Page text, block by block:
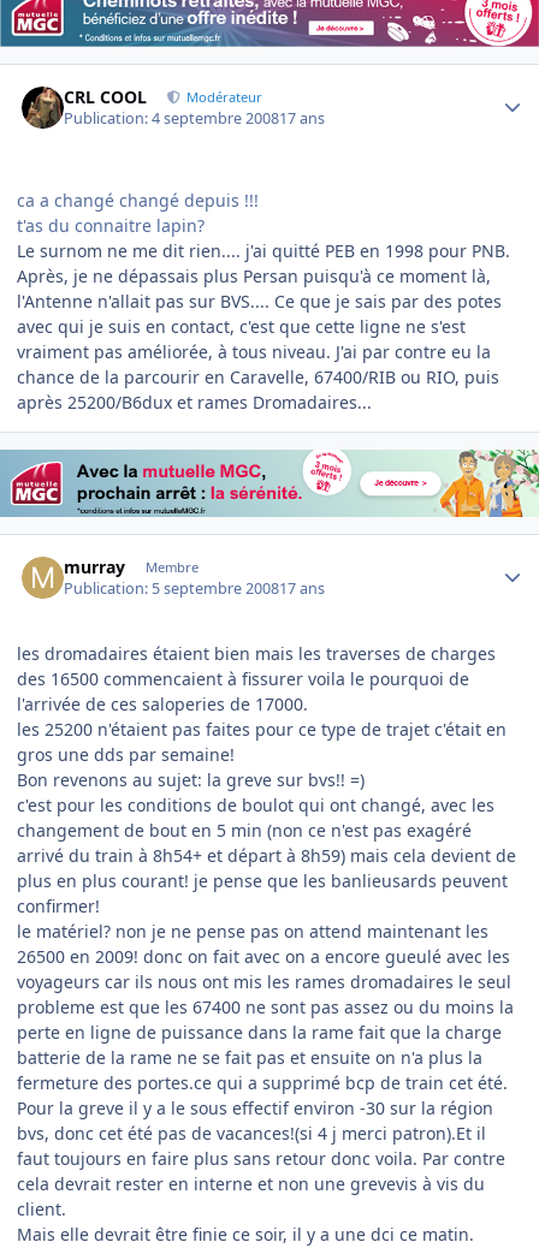
CRL COOL Modérateur
Publication:4 septembre 200817 ans
ca a changé changé depuis !!!
t'as du connaitre lapin?
Le surnom ne me dit rien.... j'ai quitté PEB en 1998 pour PNB.
Après, je ne dépassais plus Persan puisqu'à ce moment là,
l'Antenne n'allait pas sur BVS.... Ce que je sais par des potes
avec qui je suis en contact, c'est que cette ligne ne s'est
vraiment pas améliorée, à tous niveau. J'ai par contre eu la
chance de la parcourir en Caravelle, 67400/RIB ou RIO, puis
après 25200/B6dux et rames Dromadaires...
murray Membre
Publication: 5 septembre 200817 ans
les dromadaires étaient bien mais les traverses de charges
des 16500 commencaient à fissurer voila le pourquoi de
l'arrivée de ces saloperies de 17000.
les 25200 n'étaient pas faites pour ce type de trajet c'était en
gros une dds par semaine!
Bon revenons au sujet: la greve sur bvs!! =)
c'est pour les conditions de boulot qui ont changé, avec les
changement de bout en 5 min (non ce n'est pas exagéré
arrivé du train à 8h54+ et départ à 8h59) mais cela devient de
plus en plus courant! je pense que les banlieusards peuvent
confirmer!
le matériel? non je ne pense pas on attend maintenant les
26500 en 2009! donc on fait avec on a encore gueulé avec les
voyageurs car ils nous ont mis les rames dromadaires le seul
probleme est que les 67400 ne sont pas assez ou du moins la
perte en ligne de puissance dans la rame fait que la charge
batterie de la rame ne se fait pas et ensuite on n'a plus la
fermeture des portes.ce qui a supprimé bcp de train cet été.
Pour la greve il y a le sous effectif environ -30 sur la région
bvs, donc cet été pas de vacances!(si 4 j merci patron).Et il
faut toujours en faire plus sans retour donc voila. Par contre
cela devrait rester en interne et non une grevevis à vis du
client.
Mais elle devrait être finie ce soir, il y a une dci ce matin.